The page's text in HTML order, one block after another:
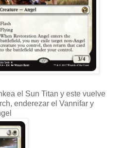
el Sun Titan y este vuelve
enderezar el Vannifar y